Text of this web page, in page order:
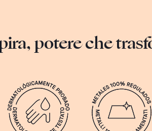
potere che